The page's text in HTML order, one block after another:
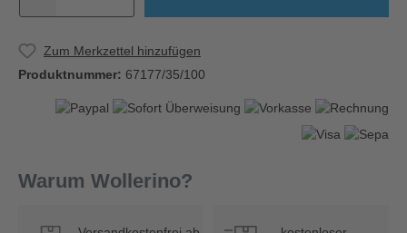
Zum Merkzettel hinzufügen
Produktnummer: 67177/35/100
Warum Wollerino?